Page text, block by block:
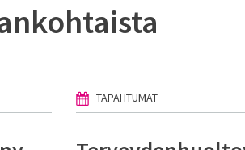
TAPAHTUMAT